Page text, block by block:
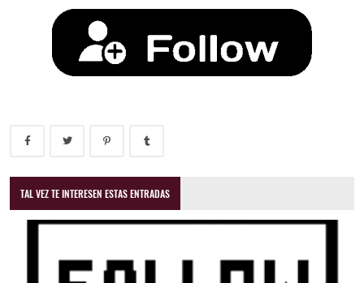
TAL VEZ TE INTERESEN ESTAS ENTRADAS